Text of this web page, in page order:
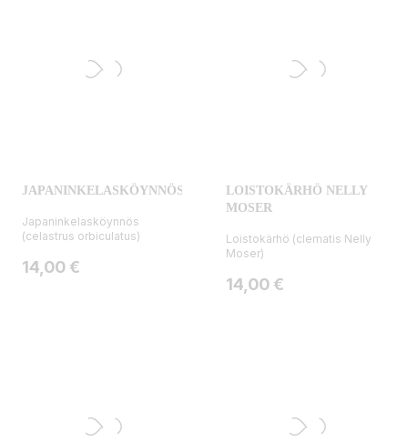
JAPANINKELASKÖYNNÖS
Japaninkelasköynnös
(celastrus orbiculatus)
Hinta
14,00 €
LOISTOKÄRHÖ NELLY
MOSER
Loistokärhö (clematis Nelly
Moser)
Hinta
14,00 €